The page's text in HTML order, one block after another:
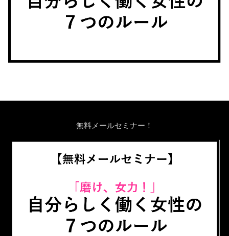
無料メールセミナー！